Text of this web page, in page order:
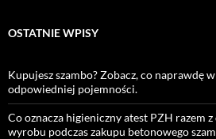
OSTATNIE WPISY
Kupujesz szambo? Zobacz, co naprawdę
odpowiedniej pojemności.
Co oznacza higieniczny atest PZH razem
wyrobu podczas zakupu betonowego